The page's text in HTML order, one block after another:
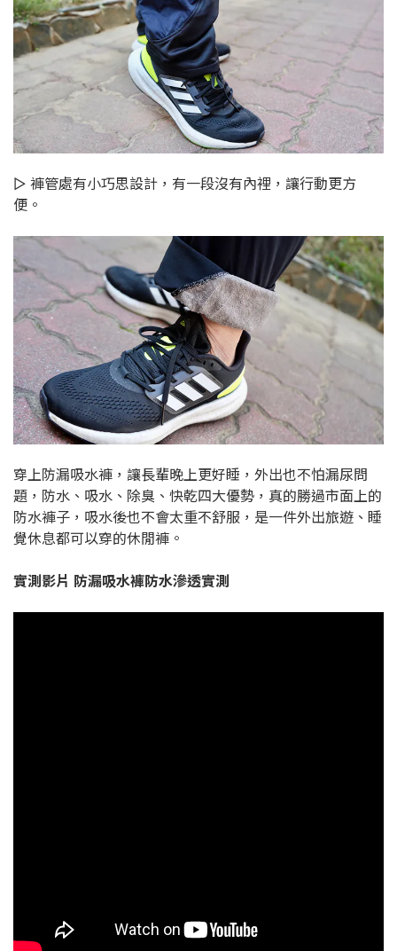
▻ 褲管處有小巧思設計，有一段沒有內裡，讓行動更方
便。
穿上防漏吸水褲，讓長輩晚上更好睡，外出也不怕漏尿問
題，防水、吸水、除臭、快乾四大優勢，真的勝過市面上的
防水褲子，吸水後也不會太重不舒服，是一件外出旅遊、睡
覺休息都可以穿的休閒褲。
實測影片 防漏吸水褲防水滲透實測